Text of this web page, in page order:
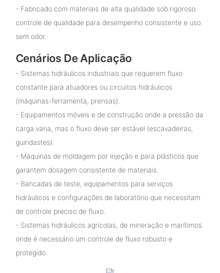
- Fabricado com materiais de alta qualidade sob rigoroso
controle de qualidade para desempenho consistente e uso
sem odor.
Cenários De Aplicação
- Sistemas hidráulicos industriais que requerem fluxo
constante para atuadores ou circuitos hidráulicos
(máquinas-ferramenta, prensas).
- Equipamentos móveis e de construção onde a pressão da
carga varia, mas o fluxo deve ser estável (escavadeiras,
guindastes).
- Máquinas de moldagem por injeção e para plásticos que
garantem dosagem consistente de materiais.
- Bancadas de teste, equipamentos para serviços
hidráulicos e configurações de laboratório que necessitam
de controle preciso de fluxo.
- Sistemas hidráulicos agrícolas, de mineração e marítimos
onde é necessário um controle de fluxo robusto e
protegido.